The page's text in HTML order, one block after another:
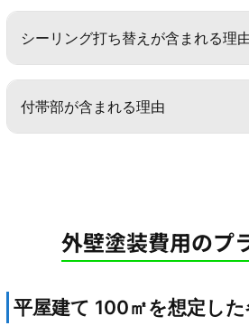
シーリング打ち替えが含まれる理
付帯部が含まれる理由
外壁塗装費用のプ
平屋建て 100㎡を想定し